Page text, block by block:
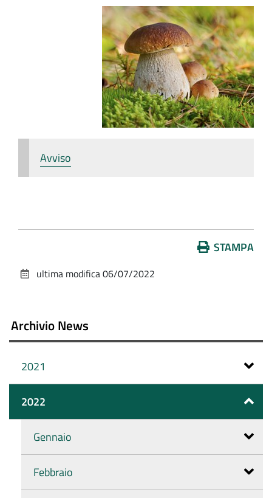
Avviso
documento
STAMPA
ultima modifica06/07/2022
Archivio News
2021
2022
Gennaio
Febbraio